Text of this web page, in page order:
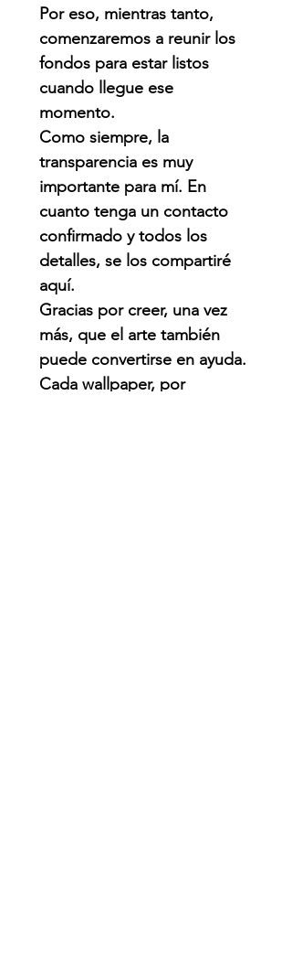
Por eso, mientras tanto,
comenzaremos a reunir los
fondos para estar listos
cuando llegue ese
momento.
Como siempre, la
transparencia es muy
importante para mí. En
cuanto tenga un contacto
confirmado y todos los
detalles, se los compartiré
aquí.
Gracias por creer, una vez
más, que el arte también
puede convertirse en ayuda.
Cada wallpaper, por